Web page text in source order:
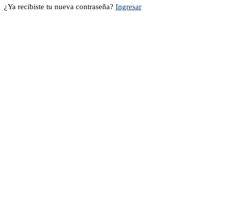
¿Ya recibiste tu nueva contraseña? Ingresar